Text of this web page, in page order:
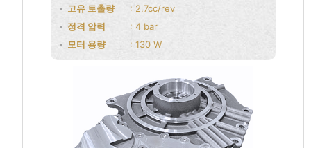
고유 토출량
: 2.7cc/rev
정격 압력
: 4 bar
모터 용량
: 130 W